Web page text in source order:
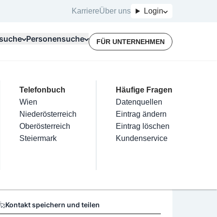
KarriereÜber uns Login
Kategorien
Friseur
Nägel
Haarentfernung
Make-Up
Für Unternehmer
Terminbuchung
Kostenlose Beratung
Top Branchen
Elektriker
Installateure
Maler & Lackierer
Branchen A-Z
Mein Firmeneintrag
Eintrag hinzufügen
Eintrag beanspruchen
Eintrag verwalten
Eintrag bewerben
Personensuche
Telefonbuch
Wien
Niederösterreich
Oberösterreich
Steiermark
Häufige Fragen
Datenquellen
Eintrag ändern
Eintrag löschen
Kundenservice
FÜR UNTERNEHMEN
Energieprojekte eGen
Öffnungszeiten
Kontakt speichern und teilen